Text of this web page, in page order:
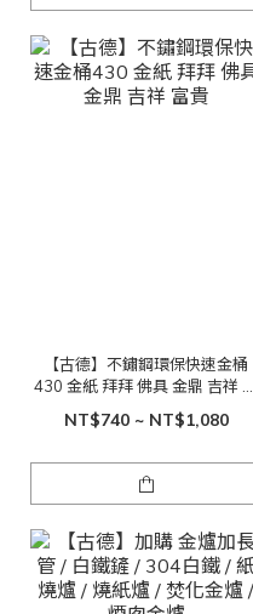
【古德】不鏽鋼環保快速金桶
430 金紙 拜拜 佛具 金鼎 吉祥 富
NT$740 ~ NT$1,080